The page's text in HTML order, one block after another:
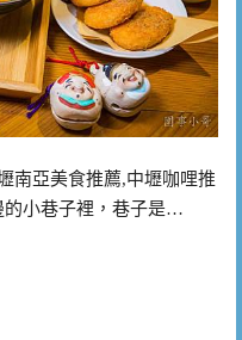
南亞美食推薦,中壢咖哩推
的小巷子裡，巷子是…